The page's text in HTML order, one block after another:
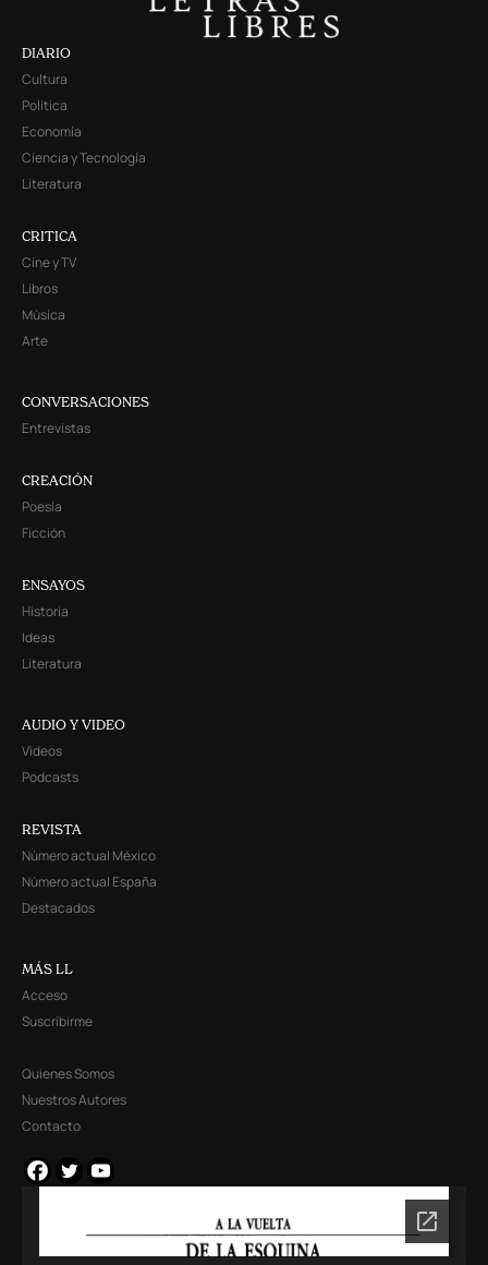
DIARIO
Cultura
Política
Economía
Ciencia y Tecnología
Literatura
CRITICA
Cine y TV
Libros
Música
Arte
CONVERSACIONES
Entrevistas
CREACIÓN
Poesía
Ficción
ENSAYOS
Historia
Ideas
Literatura
AUDIO Y VIDEO
Videos
Podcasts
REVISTA
Número actual México
Número actual España
Destacados
MÁS LL
Acceso
Suscribirme
Quienes Somos
Nuestros Autores
Contacto